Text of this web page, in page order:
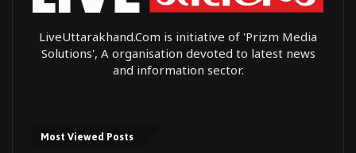
LiveUttarakhand.Com is initiative of 'Prizm Media
Solutions', A organisation devoted to latest news
and information sector.
Most Viewed Posts